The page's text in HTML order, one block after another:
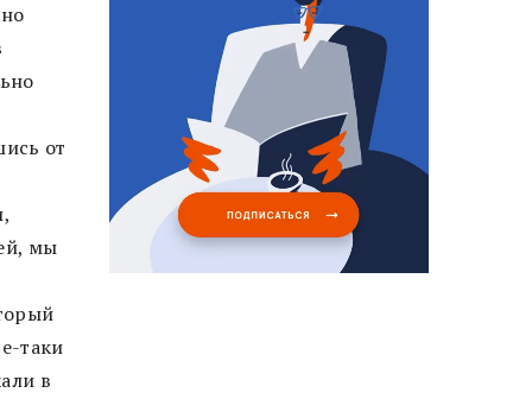
от
мы
таки
в